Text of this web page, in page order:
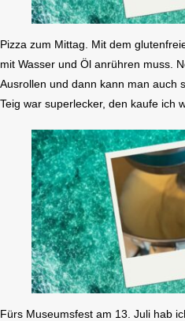
Pizza zum Mittag. Mit dem
mit Wasser und Öl anrühren muss.
Ausrollen und dann kann man auch
Teig war superlecker, den kaufe ich
Fürs Museumsfest am 13. Juli hab